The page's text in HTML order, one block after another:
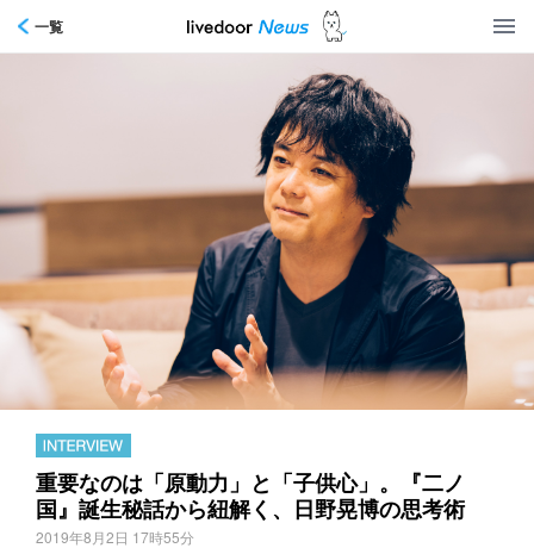
一覧
重要なのは「原動力」と「子供心」。『二ノ
国』誕生秘話から紐解く、日野晃博の思考術
2019年8月2日 17時55分